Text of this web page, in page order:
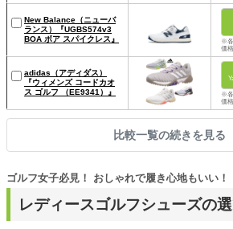
New Balance（ニューバ
ランス）『UGBS574v3
BOA ボア スパイクレス』
※各
価格
adidas（アディダス）
『ウィメンズ コードカオ
ス ゴルフ （EE9341）』
※各
価格
比較一覧の続きを見る
レディースゴルフシューズの
ゴルフ女子必見！ おしゃれで履き心地もいい！